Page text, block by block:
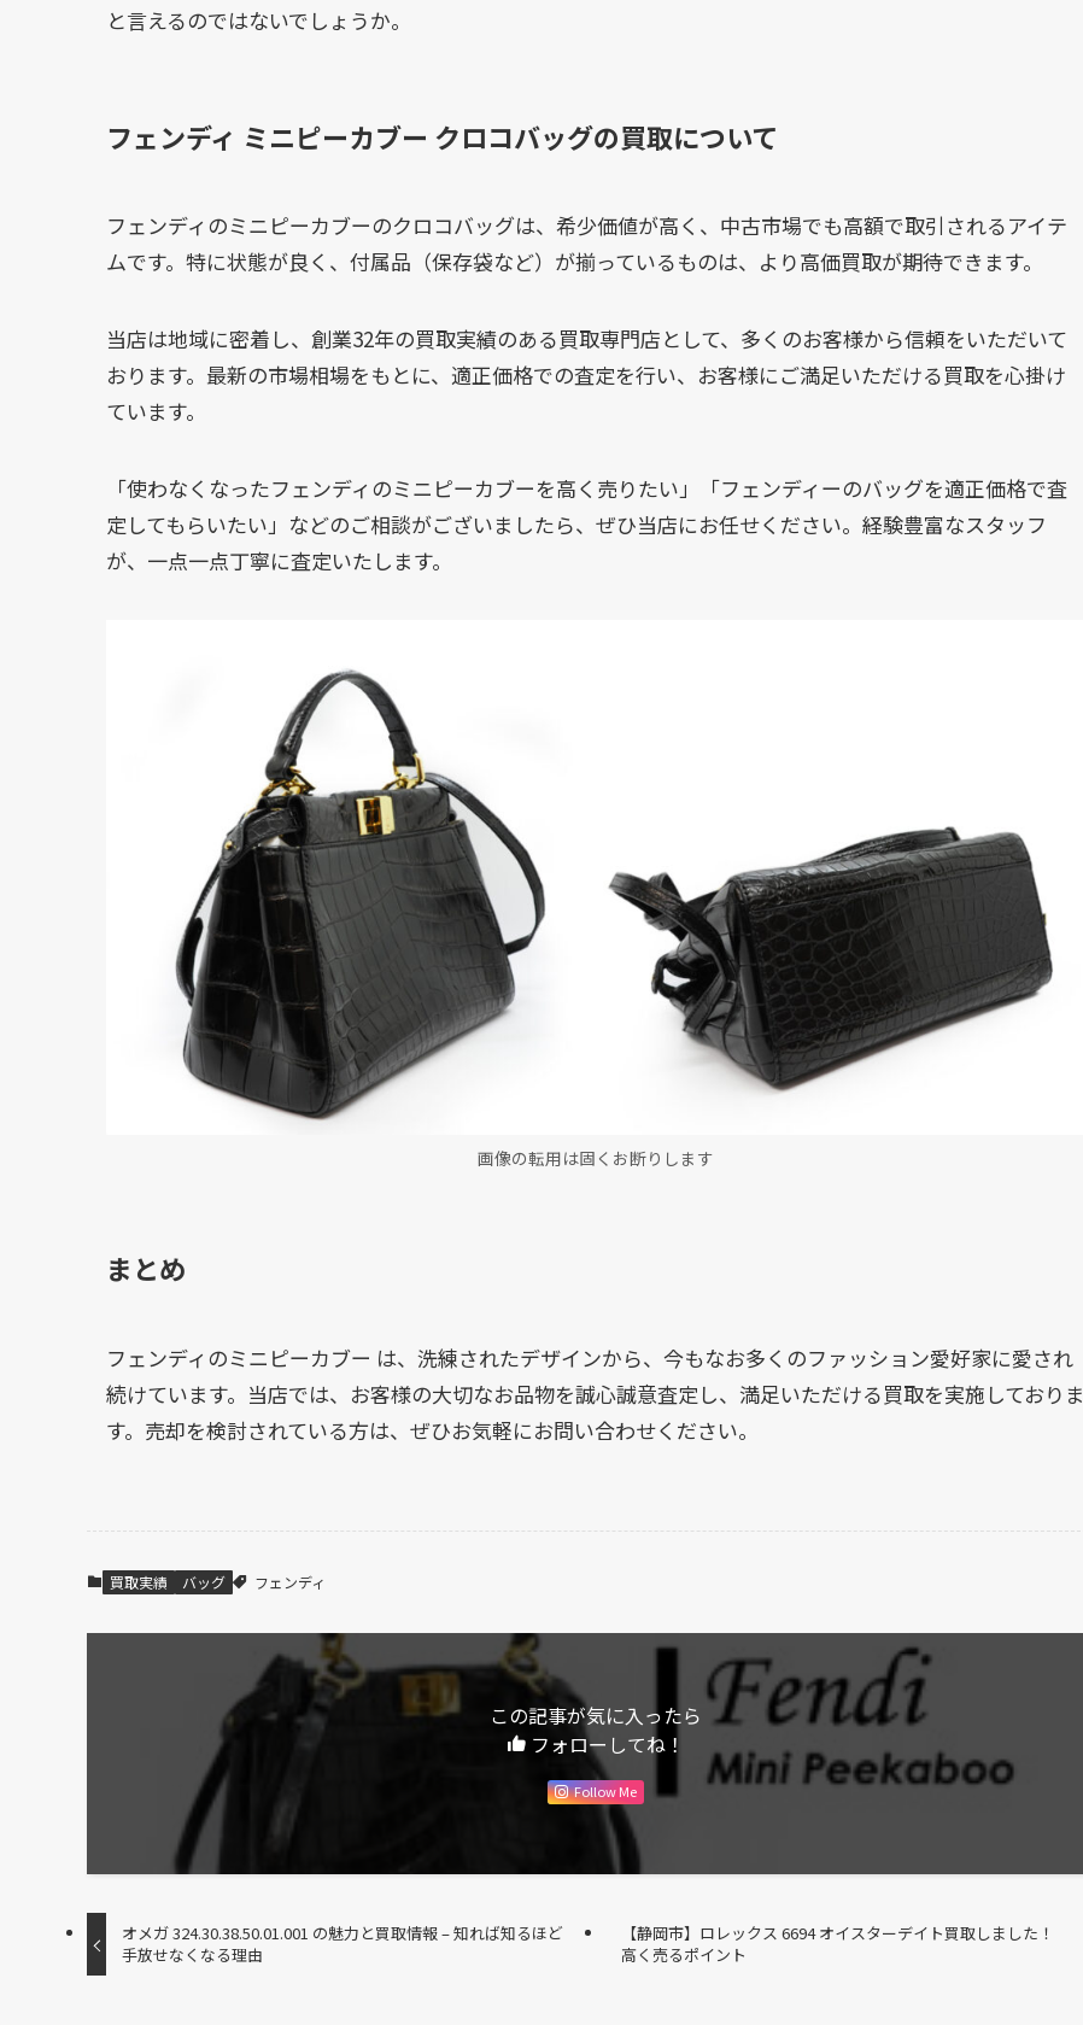
と言えるのではないでしょうか。
フェンディ ミニピーカブー クロコバッグの買取について
フェンディのミニピーカブーのクロコバッグは、希少価値が高く、中古市場でも高額で取引されるアイテ
ムです。特に状態が良く、付属品（保存袋など）が揃っているものは、より高価買取が期待できます。
当店は地域に密着し、創業32年の買取実績のある買取専門店として、多くのお客様から信頼をいただいて
おります。最新の市場相場をもとに、適正価格での査定を行い、お客様にご満足いただける買取を心掛け
ています。
「使わなくなったフェンディのミニピーカブーを高く売りたい」「フェンディーのバッグを適正価格で査
定してもらいたい」などのご相談がございましたら、ぜひ当店にお任せください。経験豊富なスタッフ
が、一点一点丁寧に査定いたします。
画像の転用は固くお断りします
まとめ
フェンディのミニピーカブー は、洗練されたデザインから、今もなお多くのファッション愛好家に愛され
続けています。当店では、お客様の大切なお品物を誠心誠意査定し、満足いただける買取を実施しておりま
す。売却を検討されている方は、ぜひお気軽にお問い合わせください。
買取実績 バッグ フェンディ
この記事が気に入ったら
フォローしてね！
Follow Me
オメガ 324.30.38.50.01.001 の魅力と買取情報 – 知れば知るほど
手放せなくなる理由
【静岡市】ロレックス 6694 オイスターデイト買取しました！
高く売るポイント